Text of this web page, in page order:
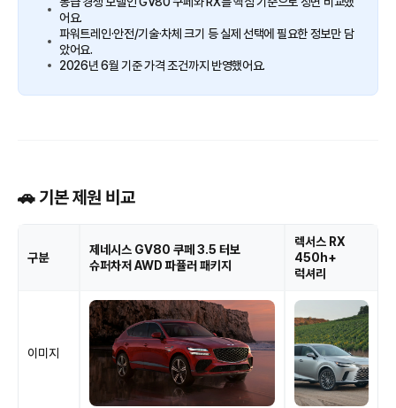
어요.
파워트레인·안전/기술·차체 크기 등 실제 선택에 필요한 정보만 담
았어요.
2026년 6월 기준 가격 조건까지 반영했어요.
🚗 기본 제원 비교
구분
제네시스 GV80 쿠페 3.5 터보
슈퍼차저 AWD 파퓰러 패키지
렉서스 RX
450h+
럭셔리
이미지